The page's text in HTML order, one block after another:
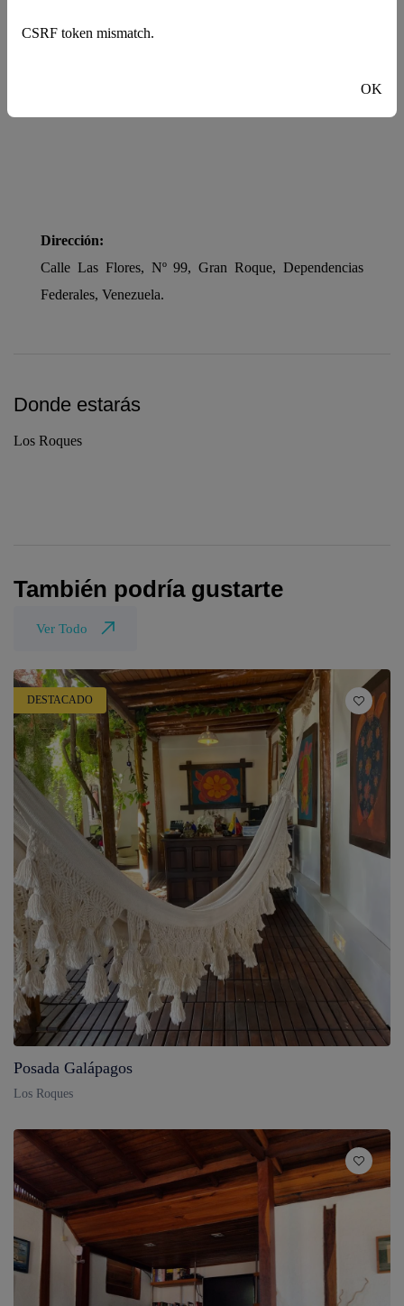
Dirección:
Calle Las Flores, Nº 99, Gran Roque, Dependencias
Federales, Venezuela.
Donde estarás
Los Roques
También podría gustarte
Ver Todo
DESTACADO
Posada Galápagos
Los Roques
CSRF token mismatch.
OK